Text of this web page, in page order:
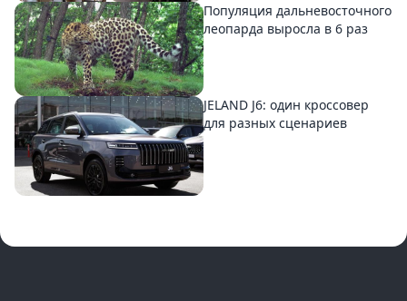
Популяция дальневосточного
леопарда выросла в 6 раз
JELAND J6: один кроссовер
для разных сценариев